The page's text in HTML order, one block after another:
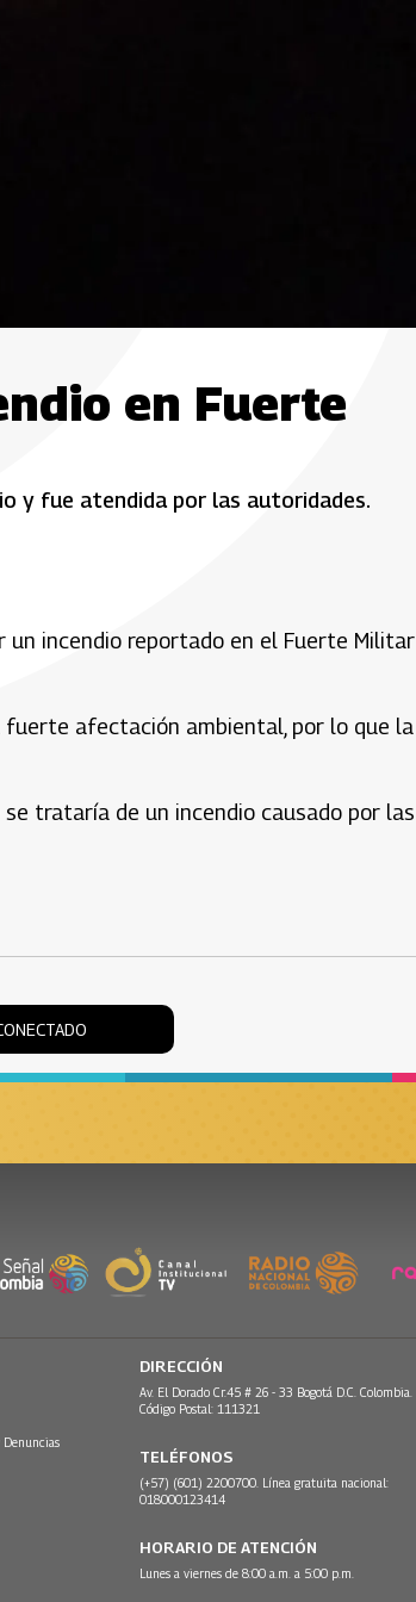
en Fuerte
y fue atendida por las autoridades.
un incendio reportado en el Fuerte Militar
fuerte afectación ambiental, por lo que la
trataría de un incendio causado por las
Denuncias
DIRECCIÓN
Av. El Dorado Cr.45 # 26 - 33 Bogotá D.C. Colombia.
Código Postal: 111321
TELÉFONOS
(+57) (601) 2200700. Línea gratuita nacional:
018000123414
HORARIO DE ATENCIÓN
Lunes a viernes de 8:00 a.m. a 5:00 p.m.